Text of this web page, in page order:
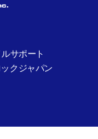
サポート
クジャパン